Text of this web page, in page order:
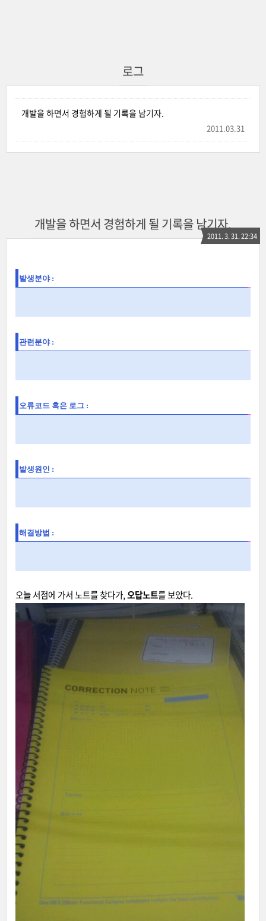
로그
개발을 하면서 경험하게 될 기록을 남기자.
2011.03.31
개발을 하면서 경험하게 될 기록을 남기자.
2011. 3. 31. 22:34
발생분야 :
관련분야 :
오류코드 혹은 로그 :
발생원인 :
해결방법 :
오늘 서점에 가서 노트를 찾다가,오답노트를 보았다.